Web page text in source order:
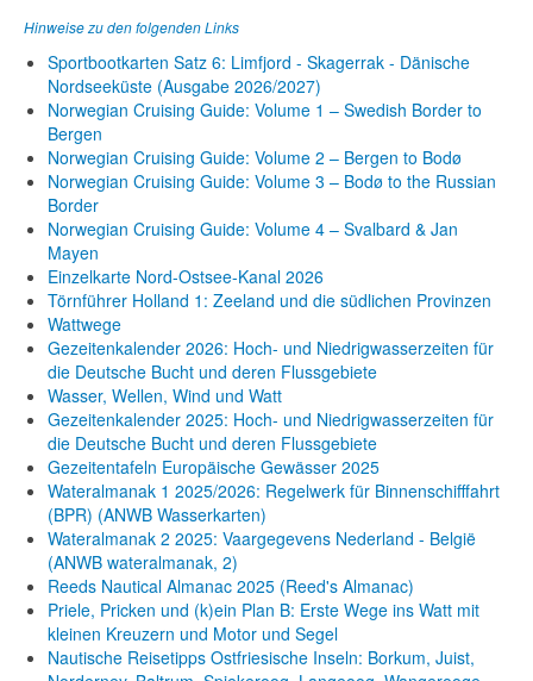
Hinweise zu den folgenden Links
Sportbootkarten Satz 6: Limfjord - Skagerrak - Dänische
Nordseeküste (Ausgabe 2026/2027)
Norwegian Cruising Guide: Volume 1 – Swedish Border to
Bergen
Norwegian Cruising Guide: Volume 2 – Bergen to Bodø
Norwegian Cruising Guide: Volume 3 – Bodø to the Russian
Border
Norwegian Cruising Guide: Volume 4 – Svalbard & Jan
Mayen
Einzelkarte Nord-Ostsee-Kanal 2026
Törnführer Holland 1: Zeeland und die südlichen Provinzen
Wattwege
Gezeitenkalender 2026: Hoch- und Niedrigwasserzeiten für
die Deutsche Bucht und deren Flussgebiete
Wasser, Wellen, Wind und Watt
Gezeitenkalender 2025: Hoch- und Niedrigwasserzeiten für
die Deutsche Bucht und deren Flussgebiete
Gezeitentafeln Europäische Gewässer 2025
Wateralmanak 1 2025/2026: Regelwerk für Binnenschifffahrt
(BPR) (ANWB Wasserkarten)
Wateralmanak 2 2025: Vaargegevens Nederland - België
(ANWB wateralmanak, 2)
Reeds Nautical Almanac 2025 (Reed's Almanac)
Priele, Pricken und (k)ein Plan B: Erste Wege ins Watt mit
kleinen Kreuzern und Motor und Segel
Nautische Reisetipps Ostfriesische Inseln: Borkum, Juist,